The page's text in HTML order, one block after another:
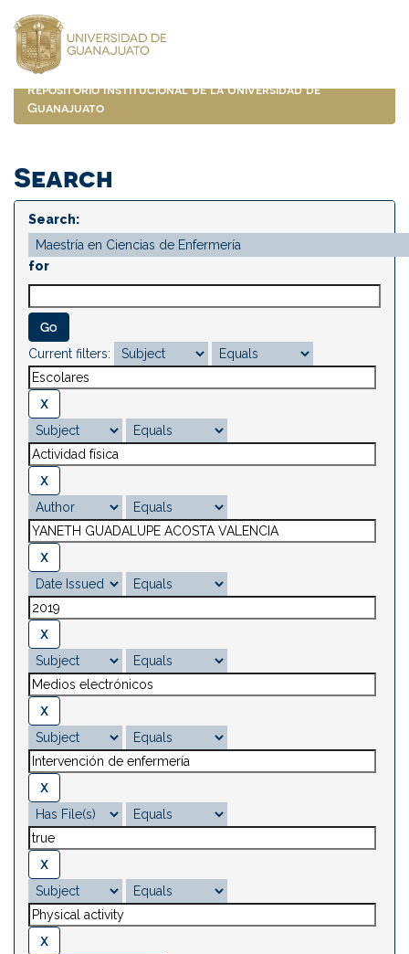
navigation
Repositorio Institucional de la Universidad de
Guanajuato
Search
Search:
for
Current filters: